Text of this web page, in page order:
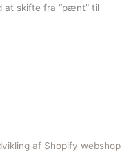
skifte fra “pænt” til
af Shopify webshop